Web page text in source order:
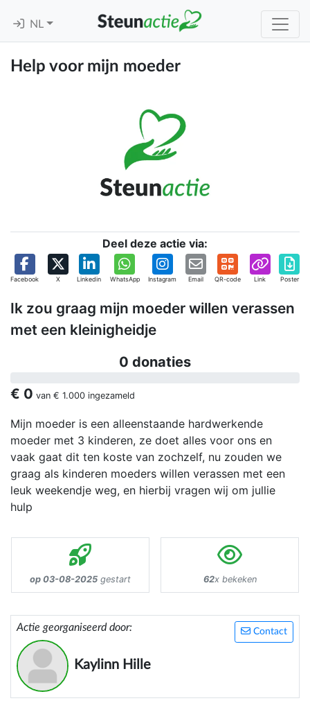
NL
Help voor mijn moeder
Deel deze actie via:
Facebook X Linkedin WhatsApp Instagram Email QR-code Link Poster
Ik zou graag mijn moeder willen verassen
met een kleinigheidje
0 donaties
€ 0 van € 1.000 ingezameld
Mijn moeder is een alleenstaande hardwerkende
moeder met 3 kinderen, ze doet alles voor ons en
vaak gaat dit ten koste van zochzelf, nu zouden we
graag als kinderen moeders willen verassen met een
leuk weekendje weg, en hierbij vragen wij om jullie
hulp
op 03-08-2025 gestart 62x bekeken
Contact
Actie georganiseerd door:
Kaylinn Hille